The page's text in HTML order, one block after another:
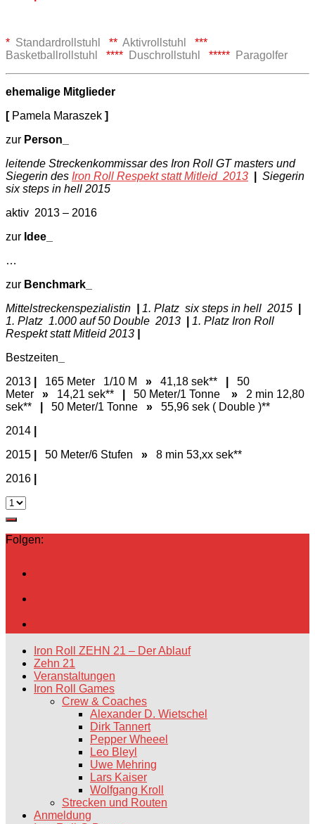
* Standardrollstuhl ** Aktivrollstuhl ***
Basketballrollstuhl **** Duschrollstuhl ***** Paragolfer
ehemalige Mitglieder
[ Pamela Maraszek ]
zur Person
leitende Streckenkommissar des Iron Roll GT masters und
Siegerin des Iron Roll Respekt statt Mitleid 2013
Siegerin
six steps in hell 2015
aktiv 2013 – 2016
zur Idee
…
zur Benchmark
Mittelstreckenspezialistin
1. Platz six steps in hell 2015
1. Platz 1.000 auf 50 Double 2013
1. Platz Iron Roll
Respekt statt Mitleid 2013
Bestzeiten
2013
165 Meter 1/10 M » 41,18 sek**
50
Meter » 14,21 sek** 50 Meter/1 Tonne » 2 min 12,80
sek**
50 Meter/1 Tonne » 55,96 sek ( Double )**
2014
2015
50 Meter/6 Stufen » 8 min 53,xx sek**
2016
Folgen:
Iron Roll ZEHN 21 – Der Ablauf
Zehn 21
Veranstaltungen
Iron Roll Games
Crew & Coaches
Alexander D. Wietschel
Dirk Tannert
Pepper Wheeel
Leo Bleyl
Uwe Mehring
Lars Kaiser
Wolfgang Kroll
Strecken und Routen
Anmeldung